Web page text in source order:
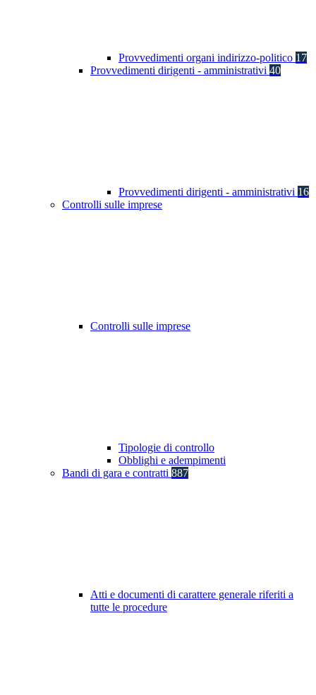
Provvedimenti organi indirizzo-politico 17
Provvedimenti dirigenti - amministrativi 40
Provvedimenti dirigenti - amministrativi 16
Controlli sulle imprese
Controlli sulle imprese
Tipologie di controllo
Obblighi e adempimenti
Bandi di gara e contratti 887
Atti e documenti di carattere generale riferiti a
tutte le procedure